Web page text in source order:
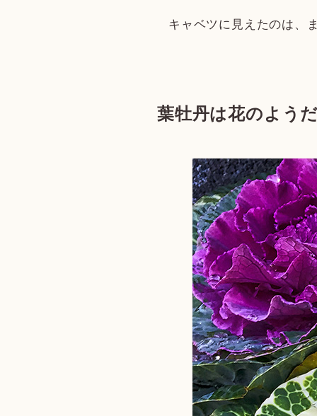
キャベツに見えたのは、
葉牡丹は花のよう